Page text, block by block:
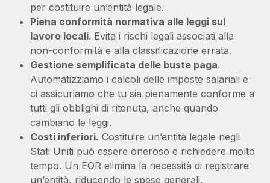
per costituire un’entità legale.
Piena conformità normativa alle leggi sul
lavoro locali. Evita i rischi legali associati alla
non-conformità e alla classificazione errata.
Gestione semplificata delle buste paga.
Automatizziamo i calcoli delle imposte salariali e
ci assicuriamo che tu sia pienamente conforme a
tutti gli obblighi di ritenuta, anche quando
cambiano le leggi.
Costi inferiori. Costituire un’entità legale negli
Stati Uniti può essere oneroso e richiedere molto
tempo. Un EOR elimina la necessità di registrare
un’entità, riducendo le spese generali.